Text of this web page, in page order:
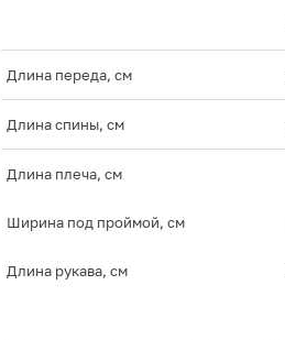
Длина переда, см
Длина спины, см
Длина плеча, см
Ширина под проймой, см
Длина рукава, см